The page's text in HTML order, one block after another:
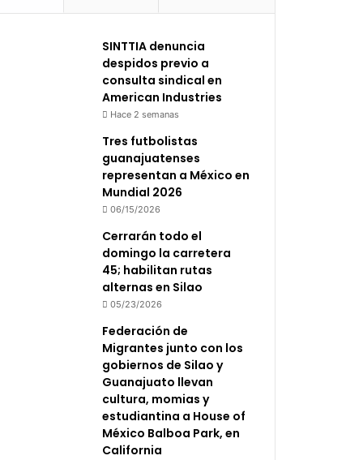
SINTTIA denuncia
despidos previo a
consulta sindical en
American Industries
Hace 2 semanas
Tres futbolistas
guanajuatenses
representan a México en
Mundial 2026
06/15/2026
Cerrarán todo el
domingo la carretera
45; habilitan rutas
alternas en Silao
05/23/2026
Federación de
Migrantes junto con los
gobiernos de Silao y
Guanajuato llevan
cultura, momias y
estudiantina a House of
México Balboa Park, en
California